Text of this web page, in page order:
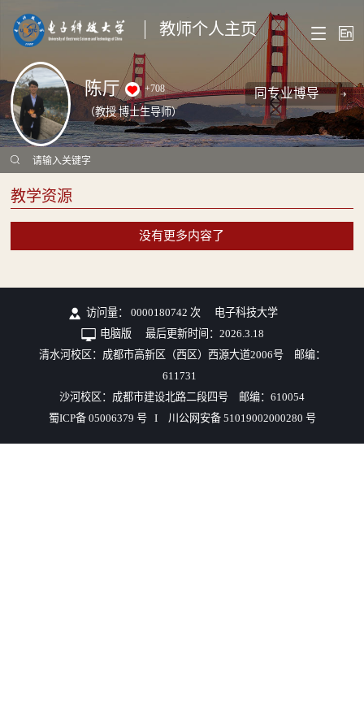
教师个人主页
陈厅 +708
（教授 博士生导师）
同专业博导
教学资源
没有更多内容了
访问量：0000180742 次
电子科技大学
电脑版
最后更新时间： 2026 3 18
清水河校区：成都市高新区（西区）西源大道2006号 邮编：
611731
沙河校区：成都市建设北路二段四号 邮编：610054
蜀ICP备 05006379 号 I 川公网安备 51019002000280 号